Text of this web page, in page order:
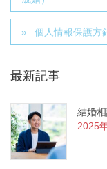
個人情報保護方
最新記事
結婚
2025